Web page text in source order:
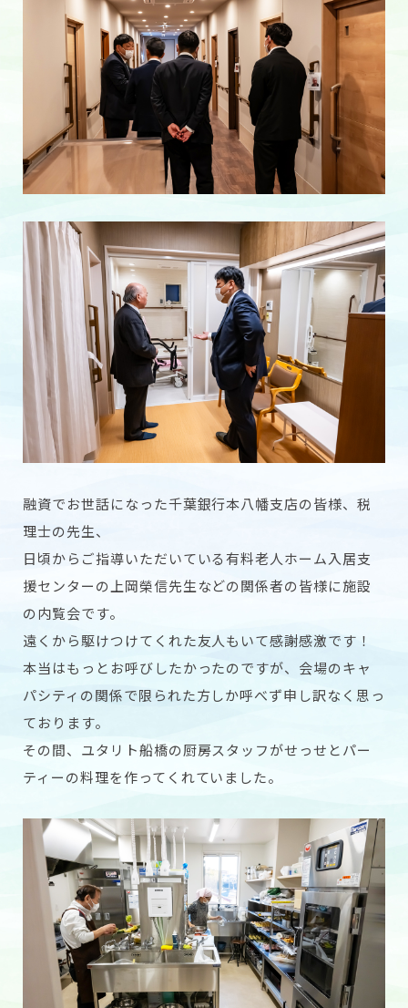
融資でお世話になった千葉銀行本八幡支店の皆様、税
理士の先生、
日頃からご指導いただいている有料老人ホーム入居支
援センターの上岡榮信先生などの関係者の皆様に施設
の内覧会です。
遠くから駆けつけてくれた友人もいて感謝感激です！
本当はもっとお呼びしたかったのですが、会場のキャ
パシティの関係で限られた方しか呼べず申し訳なく思っ
ております。
その間、ユタリト船橋の厨房スタッフがせっせとパー
ティーの料理を作ってくれていました。